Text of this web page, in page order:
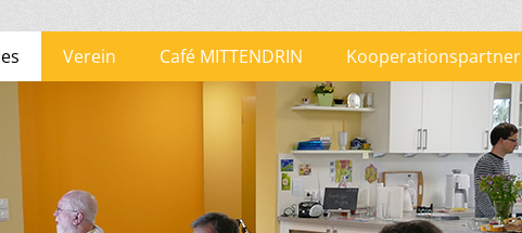
Verein Café MITTENDRIN Kooperationspartner